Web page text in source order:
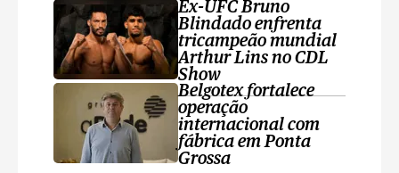
Ex-UFC Bruno
Blindado enfrenta
tricampeão mundial
Arthur Lins no CDL
Show
Belgotex fortalece
operação
internacional com
fábrica em Ponta
Grossa